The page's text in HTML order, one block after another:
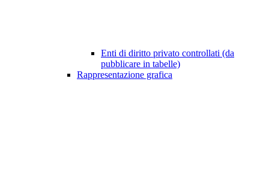
Enti di diritto privato controllati (da
pubblicare in tabelle)
Rappresentazione grafica